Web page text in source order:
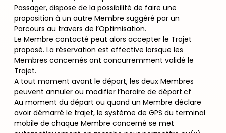
Passager, dispose de la possibilité de faire une
proposition à un autre Membre suggéré par un
Parcours au travers de l’Optimisation.
Le Membre contacté peut alors accepter le Trajet
proposé. La réservation est effective lorsque les
Membres concernés ont concurremment validé le
Trajet.
A tout moment avant le départ, les deux Membres
peuvent annuler ou modifier l’horaire de départ.cf
Au moment du départ ou quand un Membre déclare
avoir démarré le trajet, le système de GPS du terminal
mobile de chaque Membre concerné se met